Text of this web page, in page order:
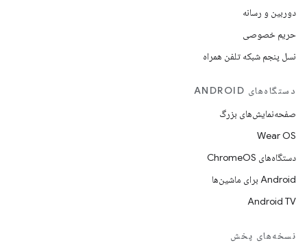
دوربین و رسانه
حریم خصوصی
نسل پنجم شبکه تلفن همراه
دستگاه‌های ANDROID
صفحه‌نمایش‌های بزرگ
Wear OS
دستگاه‌های ChromeOS
Android برای ماشین‌ها
Android TV
نسخه‌های پخش